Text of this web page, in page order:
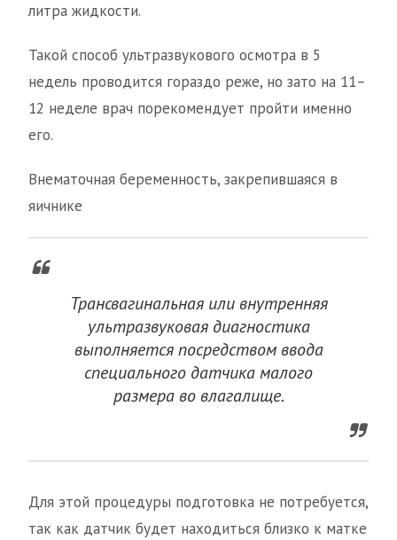
литра жидкости.
Такой способ ультразвукового осмотра в 5
недель проводится гораздо реже, но зато на 11–
12 неделе врач порекомендует пройти именно
его.
Внематочная беременность, закрепившаяся в
яичнике
Трансвагинальная или внутренняя
ультразвуковая диагностика
выполняется посредством ввода
специального датчика малого
размера во влагалище.
Для этой процедуры подготовка не потребуется,
так как датчик будет находиться близко к матке